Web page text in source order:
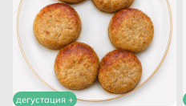
дегустация +